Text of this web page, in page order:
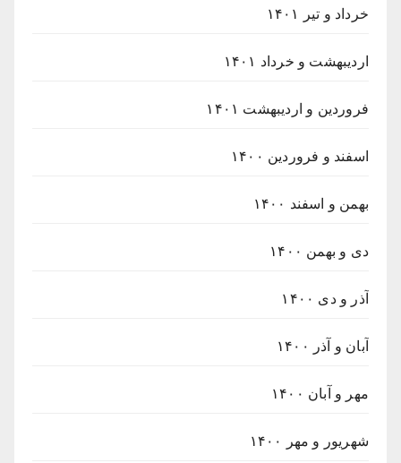
خرداد و تیر ۱۴۰۱
اردیبهشت و خرداد ۱۴۰۱
فروردین و اردیبهشت ۱۴۰۱
اسفند و فروردین ۱۴۰۰
بهمن و اسفند ۱۴۰۰
دی و بهمن ۱۴۰۰
آذر و دی ۱۴۰۰
آبان و آذر ۱۴۰۰
مهر و آبان ۱۴۰۰
شهریور و مهر ۱۴۰۰